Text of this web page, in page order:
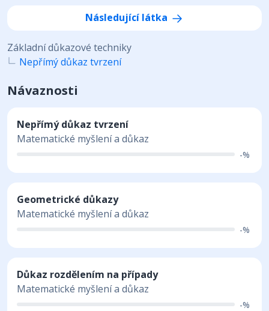
Následující látka
Základní důkazové techniky
Nepřímý důkaz tvrzení
Návaznosti
Nepřímý důkaz tvrzení
Matematické myšlení a důkaz
-%
Geometrické důkazy
Matematické myšlení a důkaz
-%
Důkaz rozdělením na případy
Matematické myšlení a důkaz
-%